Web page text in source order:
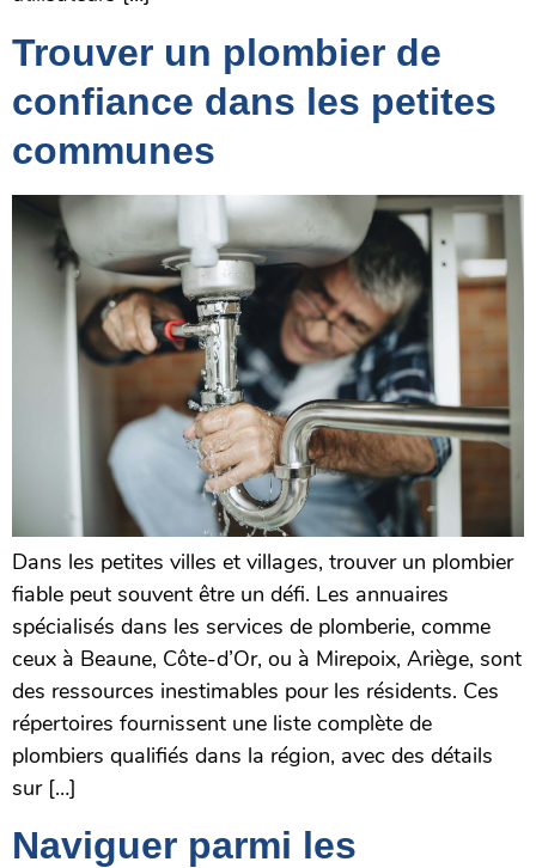
Trouver un plombier de
confiance dans les petites
communes
Dans les petites villes et villages, trouver un plombier
fiable peut souvent être un défi. Les annuaires
spécialisés dans les services de plomberie, comme
ceux à Beaune, Côte-d’Or, ou à Mirepoix, Ariège, sont
des ressources inestimables pour les résidents. Ces
répertoires fournissent une liste complète de
plombiers qualifiés dans la région, avec des détails
sur […]
Naviguer parmi les